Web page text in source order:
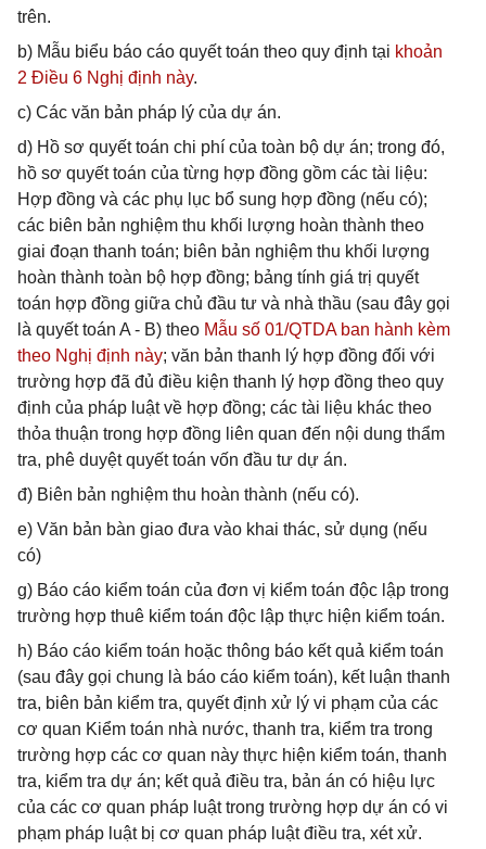
trên.
b) Mẫu biểu báo cáo quyết toán theo quy định tại khoản
2 Điều 6 Nghị định này.
c) Các văn bản pháp lý của dự án.
d) Hồ sơ quyết toán chi phí của toàn bộ dự án; trong đó,
hồ sơ quyết toán của từng hợp đồng gồm các tài liệu:
Hợp đồng và các phụ lục bổ sung hợp đồng (nếu có);
các biên bản nghiệm thu khối lượng hoàn thành theo
giai đoạn thanh toán; biên bản nghiệm thu khối lượng
hoàn thành toàn bộ hợp đồng; bảng tính giá trị quyết
toán hợp đồng giữa chủ đầu tư và nhà thầu (sau đây gọi
là quyết toán A - B) theo Mẫu số 01/QTDA ban hành kèm
theo Nghị định này; văn bản thanh lý hợp đồng đối với
trường hợp đã đủ điều kiện thanh lý hợp đồng theo quy
định của pháp luật về hợp đồng; các tài liệu khác theo
thỏa thuận trong hợp đồng liên quan đến nội dung thẩm
tra, phê duyệt quyết toán vốn đầu tư dự án.
đ) Biên bản nghiệm thu hoàn thành (nếu có).
e) Văn bản bàn giao đưa vào khai thác, sử dụng (nếu
có)
g) Báo cáo kiểm toán của đơn vị kiểm toán độc lập trong
trường hợp thuê kiểm toán độc lập thực hiện kiểm toán.
h) Báo cáo kiểm toán hoặc thông báo kết quả kiểm toán
(sau đây gọi chung là báo cáo kiểm toán), kết luận thanh
tra, biên bản kiểm tra, quyết định xử lý vi phạm của các
cơ quan Kiểm toán nhà nước, thanh tra, kiểm tra trong
trường hợp các cơ quan này thực hiện kiểm toán, thanh
tra, kiểm tra dự án; kết quả điều tra, bản án có hiệu lực
của các cơ quan pháp luật trong trường hợp dự án có vi
phạm pháp luật bị cơ quan pháp luật điều tra, xét xử.